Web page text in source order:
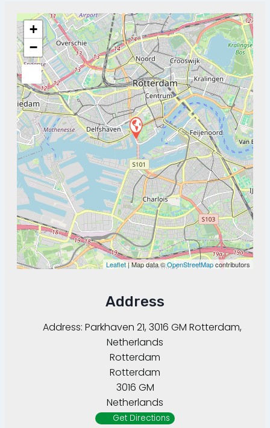
+
−
Leaflet| Map data ©OpenStreetMapcontributors
Address
Address: Parkhaven 21, 3016 GM Rotterdam,
Netherlands
Rotterdam
Rotterdam
3016 GM
Netherlands
Get Directions